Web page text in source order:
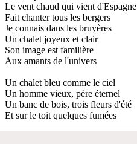
Le vent chaud qui vient d'Espagne
Fait chanter tous les bergers
Je connais dans les bruyères
Un chalet joyeux et clair
Son image est familière
Aux amants de l'univers
Un chalet bleu comme le ciel
Un homme vieux, père éternel
Un banc de bois, trois fleurs d'été
Et sur le toit quelques fumées